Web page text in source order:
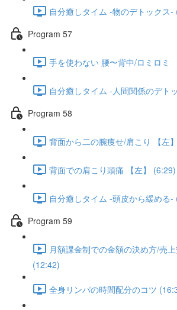
自分癒しタイム -物のデトックス-
Program 57
手を使わない 腰〜背中/ロミロミ
自分癒しタイム -人間関係のデト
Program 58
背面から二の腕痩せ/肩こり 【左
背面での肩こり頭痛 【左】 (6:29)
自分癒しタイム -頭皮から緩める-
Program 59
月額課金制での金額の決め方/売
(12:42)
全身リンパの時間配分のコツ